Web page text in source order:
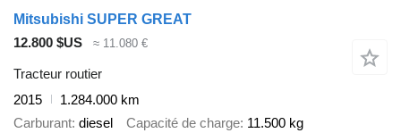
Mitsubishi SUPER GREAT
12.800 $US
≈ 11.080 €
Tracteur routier
2015
1.284.000 km
Carburant diesel Capacité de charge 11.500 kg